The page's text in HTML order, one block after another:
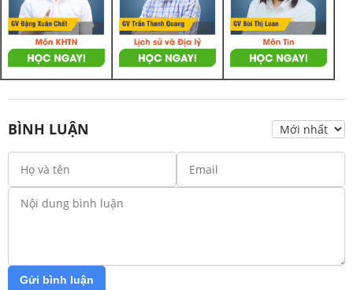
BÌNH LUẬN
Gửi bình luận